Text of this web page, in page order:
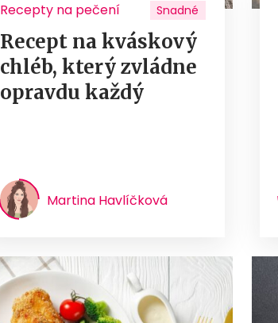
Recepty na pečení Snadné
Recept na kváskový
chléb, který zvládne
opravdu každý
Martina Havlíčková